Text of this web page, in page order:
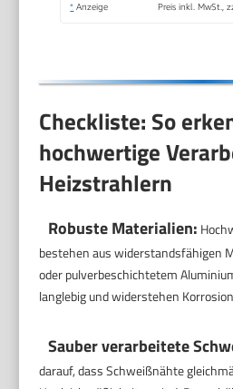
* Anzeige Preis inkl. MwSt.,
Checkliste: So
hochwertige
Heizstrahlern
Robuste Materialien:
bestehen aus widerstandsfähigen
oder pulverbeschichtetem
langlebig und widerstehen
Sauber verarbeitete
darauf, dass Schweißnähte